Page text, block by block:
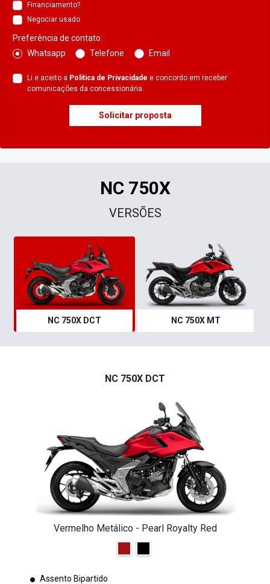
Financiamento?
Negociar usado
Preferência de contato:
Whatsapp
Telefone Email
Li e aceito a Política de Privacidade e concordo em receber
comunicações da concessionária.
Solicitar proposta
NC 750X
VERSÕES
NC 750X DCT NC 750X MT
NC 750X DCT
Vermelho Metálico - Pearl Royalty Red
Assento Bipartido